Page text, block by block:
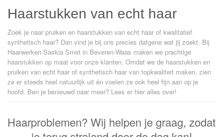
Haarstukken van echt haar
Zoek je naar pruiken en haarstukken van echt haar of kwalitatief
synthetisch haar? Dan vind je bij ons precies datgene wat jij zoekt. Bij
Haarwerken Saskia Smet in Beveren-Waas maken we prachtige
haarstukken op maat voor onze klanten. Omdat we de haarstukken en
pruiken van echt haar of synthetisch haar van topkwaliteit maken, zien
ze er steeds heel natuurlijk uit én voelen ze ook heel fijn aan op je
hoofd. Ben je benieuwd naar meer? Lees er hier alles over!
Haarproblemen? Wij helpen je graag, zodat